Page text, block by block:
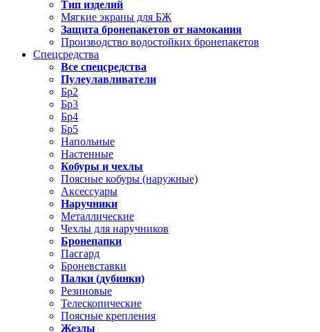
Тип изделий
Мягкие экраны для БЖ
Защита бронепакетов от намокания
Производство водостойких бронепакетов
Спецсредства
Все спецсредства
Пулеулавливатели
Бр2
Бр3
Бр4
Бр5
Напольные
Настенные
Кобуры и чехлы
Поясные кобуры (наружные)
Аксессуары
Наручники
Металлические
Чехлы для наручников
Бронепапки
Пасгард
Броневставки
Палки (дубинки)
Резиновые
Телескопические
Поясные крепления
Жезлы